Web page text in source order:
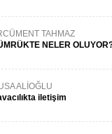
TAHMAZ
NELER
ALİOĞLU
iletişim